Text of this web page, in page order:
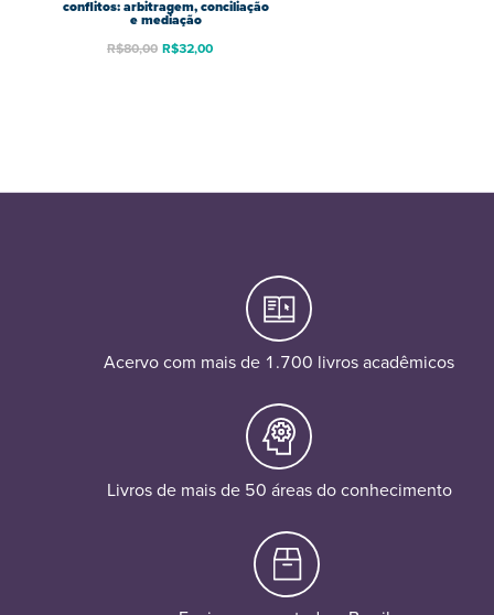
conflitos: arbitragem, conciliação
e mediação
R$80,00 R$32,00
Acervo com mais de 1.700 livros acadêmicos
Livros de mais de 50 áreas do conhecimento